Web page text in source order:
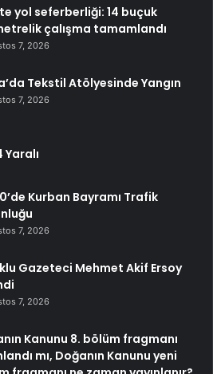
yol seferberliği: 14 buçuk
çalışma tamamlandı
7, 2026
Tekstil Atölyesinde Yangın
7, 2026
Yaralı
Kurban Bayramı Trafik
7, 2026
Gazeteci Mehmet Akif Ersoy
7, 2026
Kanunu 8. bölüm fragmanı
mı, Doğanın Kanunu yeni